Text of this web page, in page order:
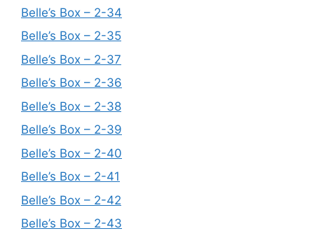
Belle’s Box – 2-34
Belle’s Box – 2-35
Belle’s Box – 2-37
Belle’s Box – 2-36
Belle’s Box – 2-38
Belle’s Box – 2-39
Belle’s Box – 2-40
Belle’s Box – 2-41
Belle’s Box – 2-42
Belle’s Box – 2-43